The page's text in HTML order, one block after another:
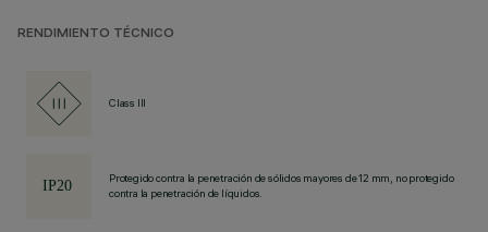
RENDIMIENTO TÉCNICO
Class III
Protegido contra la penetración de sólidos mayores de 12 mm, no protegido
contra la penetración de líquidos.